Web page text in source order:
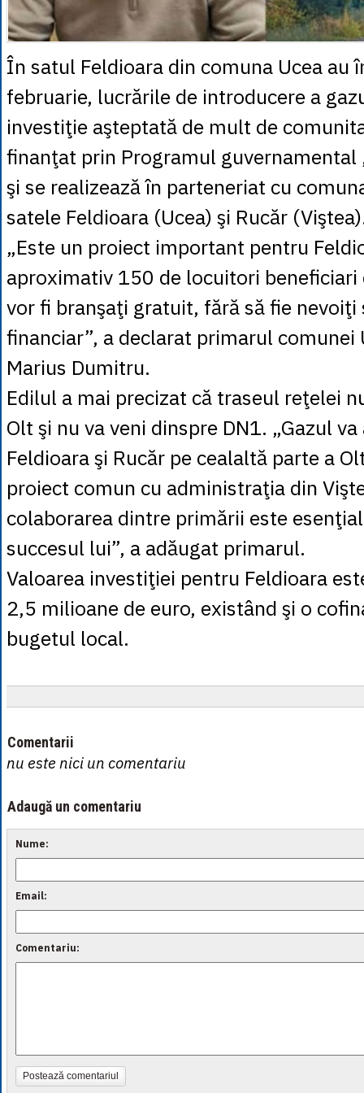
În satul Feldioara din comuna Ucea au
februarie, lucrările de introducere a
investiţie aşteptată de mult de
finanţat prin Programul guvernamental
şi se realizează în parteneriat cu
satele Feldioara (Ucea) şi Rucăr
„Este un proiect important pentru
aproximativ 150 de locuitori beneficiari
vor fi branşaţi gratuit, fără să fie nevoiţi
financiar”, a declarat primarul comunei
Marius Dumitru.
Edilul a mai precizat că traseul reţelei
Olt şi nu va veni dinspre DN1. „Gazul
Feldioara şi Rucăr pe cealaltă parte a
proiect comun cu administraţia din
colaborarea dintre primării este
succesul lui”, a adăugat primarul.
Valoarea investiţiei pentru Feldioara
2,5 milioane de euro, existând şi o
bugetul local.
Comentarii
nu este nici un comentariu
Adaugă un comentariu
Nume:
Email:
Comentariu:
Postează comentariul